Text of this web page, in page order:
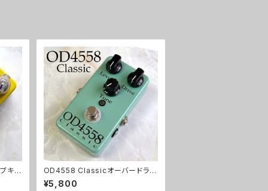
キッ
OD4558 Classicオーバードライ
ブキット【BASIC KIT】
¥5,800